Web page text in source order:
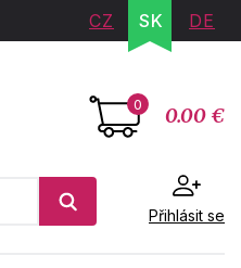
CZ SK DE
0 0.00 €
Přihlásit se